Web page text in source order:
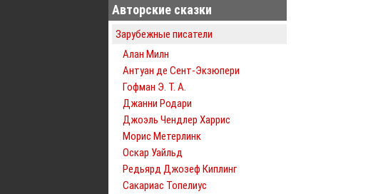
Авторские сказки
Зарубежные писатели
Алан Милн
Антуан де Сент-Экзюпери
Гофман Э. Т. А.
Джанни Родари
Джоэль Чендлер Харрис
Морис Метерлинк
Оскар Уайльд
Редьярд Джозеф Киплинг
Сакариас Топелиус